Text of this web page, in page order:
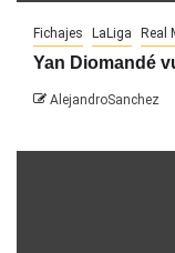
Fichajes LaLiga Real
Yan Diomandé
AlejandroSanchez